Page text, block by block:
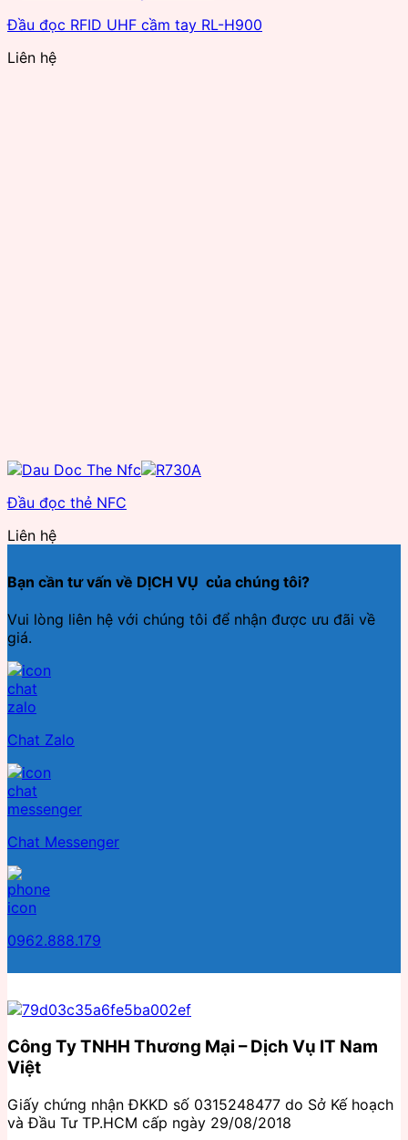
Đầu đọc RFID UHF cầm tay RL-H900
Liên hệ
Đầu đọc thẻ NFC
Liên hệ
Bạn cần tư vấn về DỊCH VỤ của chúng tôi?
Vui lòng liên hệ với chúng tôi để nhận được ưu đãi về
giá.
Chat Zalo
Chat Messenger
0962.888.179
Công Ty TNHH Thương Mại – Dịch Vụ IT Nam
Việt
Giấy chứng nhận ĐKKD số 0315248477 do Sở Kế hoạch
và Đầu Tư TP.HCM cấp ngày 29/08/2018